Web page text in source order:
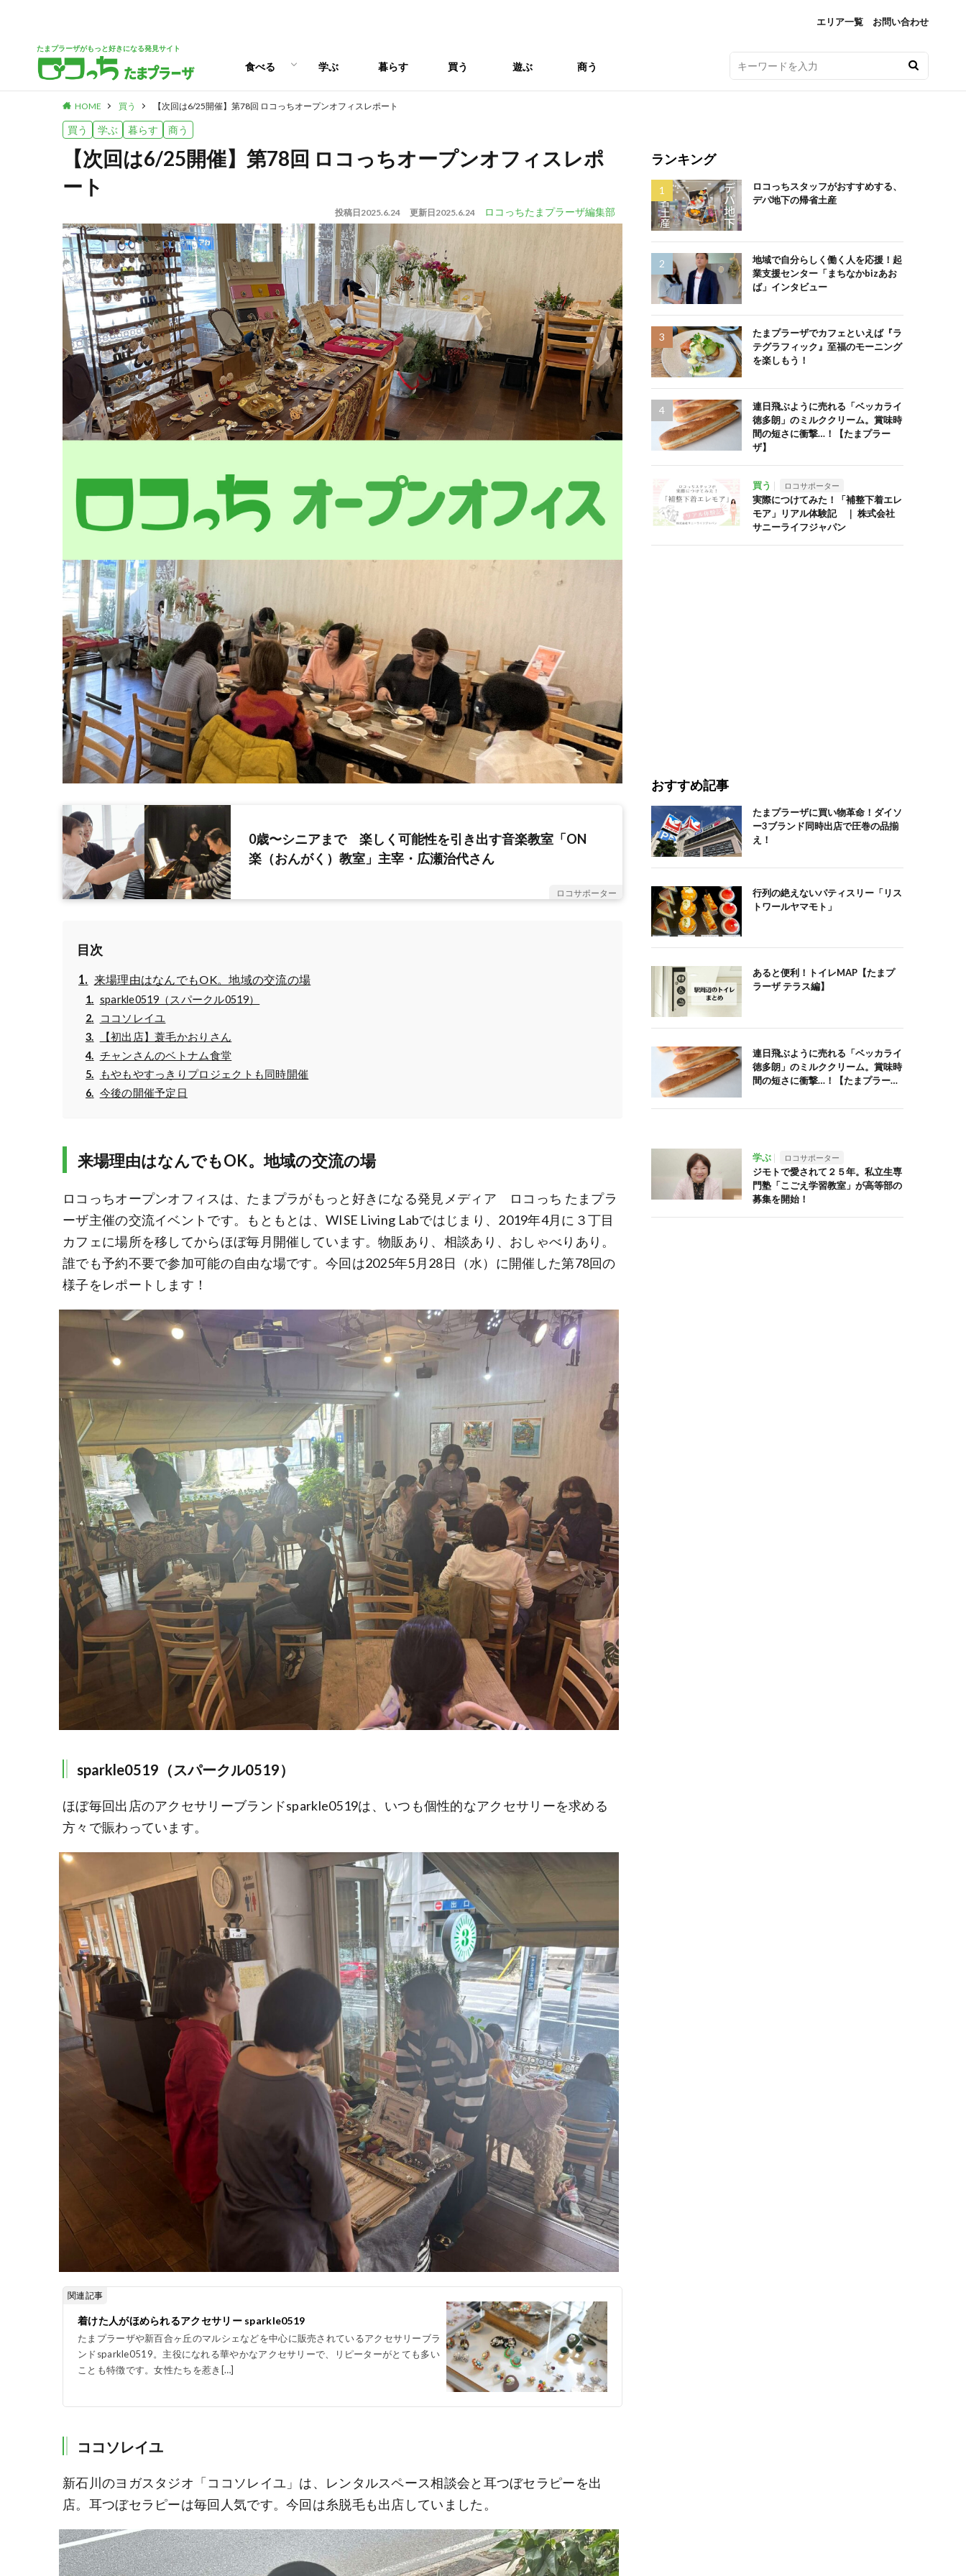
エリア一覧 お問い合わせ
たまプラーザがもっと好きになる発見サイト
食べる
パン
スイーツ
ランチ
カフェ
学ぶ 暮らす 買う 遊ぶ 商う
HOME 買う 【次回は6/25開催】第78回 ロコっちオープンオフィスレポート
買う 学ぶ 暮らす 商う
【次回は6/25開催】第78回 ロコっちオープンオフィスレポ
ート
投稿日2025.6.24 更新日2025.6.24 ロコっちたまプラーザ編集部
0歳〜シニアまで 楽しく可能性を引き出す音楽教室「ON
楽（おんがく）教室」主宰・広瀬治代さん
ロコサポーター
目次
来場理由はなんでもOK。地域の交流の場
sparkle0519（スパークル0519）
ココソレイユ
【初出店】蓑毛かおりさん
チャンさんのベトナム食堂
もやもやすっきりプロジェクトも同時開催
今後の開催予定日
来場理由はなんでもOK。地域の交流の場
ロコっちオープンオフィスは、たまプラがもっと好きになる発見メディア ロコっち たまプラ
ーザ主催の交流イベントです。もともとは、WISE Living Labではじまり、2019年4月に３丁目
カフェに場所を移してからほぼ毎月開催しています。物販あり、相談あり、おしゃべりあり。
誰でも予約不要で参加可能の自由な場です。今回は2025年5月28日（水）に開催した第78回の
様子をレポートします！
sparkle0519（スパークル0519）
ほぼ毎回出店のアクセサリーブランドsparkle0519は、いつも個性的なアクセサリーを求める
方々で賑わっています。
関連記事
着けた人がほめられるアクセサリー sparkle0519
たまプラーザや新百合ヶ丘のマルシェなどを中心に販売されているアクセサリーブラ
ンドsparkle0519。主役になれる華やかなアクセサリーで、リピーターがとても多い
ことも特徴です。女性たちを惹き[…]
ココソレイユ
新石川のヨガスタジオ「ココソレイユ」は、レンタルスペース相談会と耳つぼセラピーを出
店。耳つぼセラピーは毎回人気です。今回は糸脱毛も出店していました。
ランキング
ロコっちスタッフがおすすめする、
デパ地下の帰省土産
地域で自分らしく働く人を応援！起
業支援センター「まちなかbizあお
ば」インタビュー
たまプラーザでカフェといえば『ラ
テグラフィック』至福のモーニング
を楽しもう！
連日飛ぶように売れる「ベッカライ
徳多朗」のミルククリーム。賞味時
間の短さに衝撃…！【たまプラー
ザ】
買う ロコサポーター
実際につけてみた！「補整下着エレ
モア」リアル体験記 ｜ 株式会社
サニーライフジャパン
おすすめ記事
たまプラーザに買い物革命！ダイソ
ー3ブランド同時出店で圧巻の品揃
え！
行列の絶えないパティスリー「リス
トワールヤマモト」
あると便利！トイレMAP【たまプ
ラーザ テラス編】
連日飛ぶように売れる「ベッカライ
徳多朗」のミルククリーム。賞味時
間の短さに衝撃…！【たまプラー
学ぶ ロコサポーター
ジモトで愛されて２５年。私立生専
門塾「こごえ学習教室」が高等部の
募集を開始！